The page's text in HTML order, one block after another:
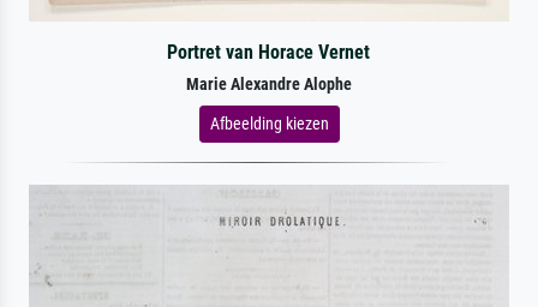
Portret van Horace Vernet
Marie Alexandre Alophe
Afbeelding kiezen